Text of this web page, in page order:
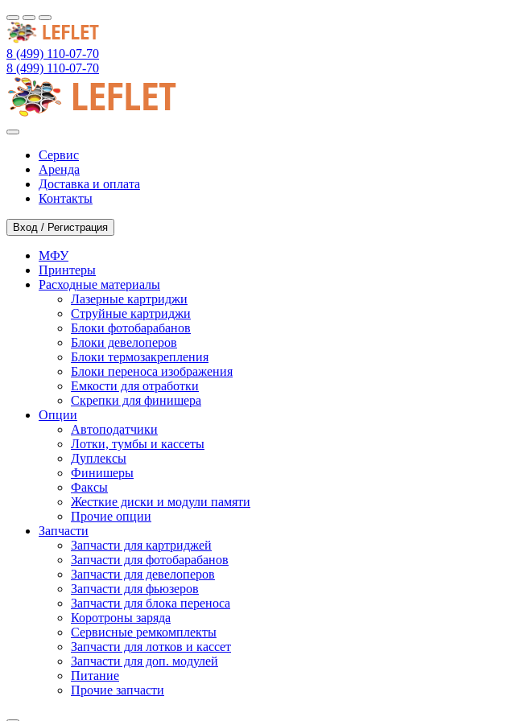
8 (499) 110-07-70
8 (499) 110-07-70
Сервис
Аренда
Доставка и оплата
Контакты
Вход / Регистрация
МФУ
Принтеры
Расходные материалы
Лазерные картриджи
Струйные картриджи
Блоки фотобарабанов
Блоки девелоперов
Блоки термозакрепления
Блоки переноса изображения
Емкости для отработки
Скрепки для финишера
Опции
Автоподатчики
Лотки, тумбы и кассеты
Дуплексы
Финишеры
Факсы
Жесткие диски и модули памяти
Прочие опции
Запчасти
Запчасти для картриджей
Запчасти для фотобарабанов
Запчасти для девелоперов
Запчасти для фьюзеров
Запчасти для блока переноса
Коротроны заряда
Сервисные ремкомплекты
Запчасти для лотков и кассет
Запчасти для доп. модулей
Питание
Прочие запчасти